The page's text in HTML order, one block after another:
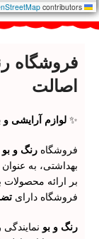
contributors
فروشگاه
اصالت
✨ لوازم آرایشی و
فروشگاه رنگ و بو
بهداشتی، به
بر ارائه
فروشگاه دارای
رنگ و بو